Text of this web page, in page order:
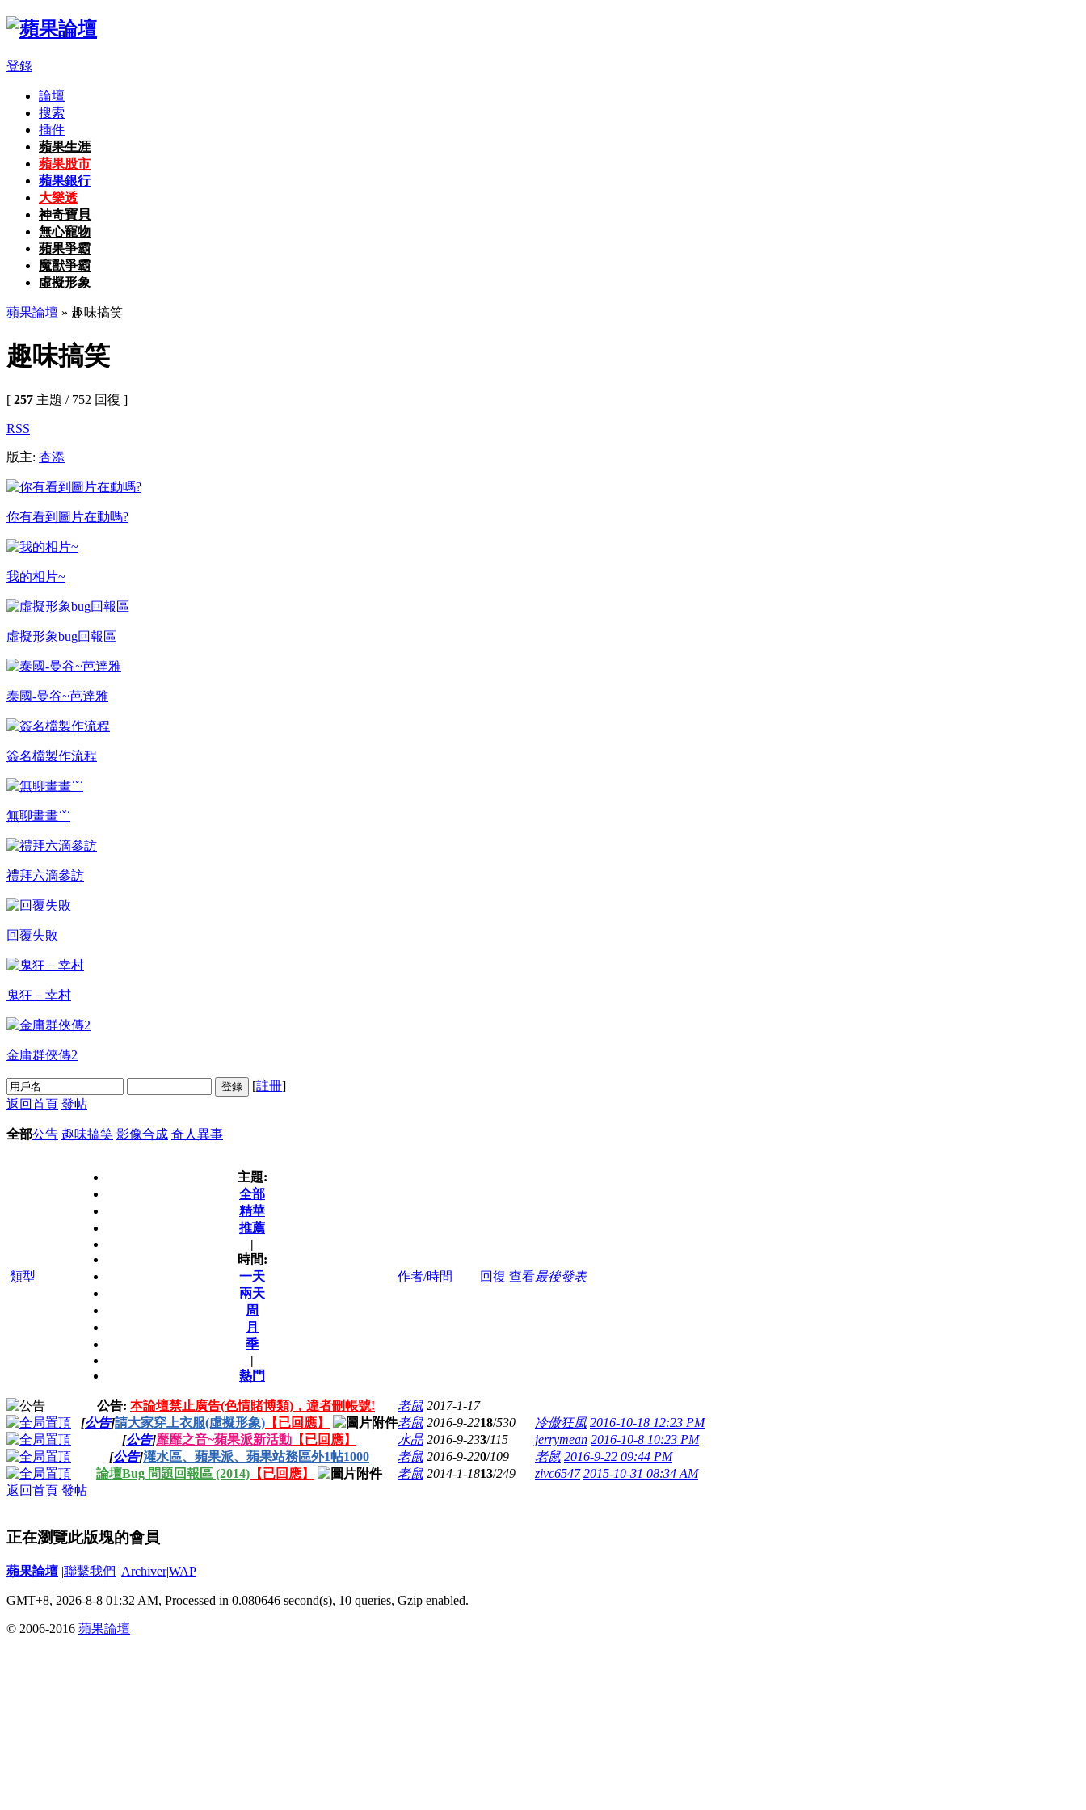
登錄
論壇
搜索
插件
蘋果生涯
蘋果股市
蘋果銀行
大樂透
神奇寶貝
無心寵物
蘋果爭霸
魔獸爭霸
虛擬形象
蘋果論壇 » 趣味搞笑
趣味搞笑
[ 257 主題 / 752 回復 ]
RSS
版主: 杏添
你有看到圖片在動嗎?
我的相片~
虛擬形象bug回報區
泰國-曼谷~芭達雅
簽名檔製作流程
無聊畫畫˙ˇ˙
禮拜六滴參訪
回覆失敗
鬼狂－幸村
金庸群俠傳2
登錄 [註冊]
返回首頁 發帖
全部公告 趣味搞笑 影像合成 奇人異事
類型
主題:
全部
精華
推薦
|
時間:
一天
兩天
周
月
季
|
熱門
作者/時間 回復 查看最後發表
公告: 本論壇禁止廣告(色情賭博類)，違者刪帳號! 老鼠 2017-1-17
[公告]請大家穿上衣服(虛擬形象) 【已回應】 老鼠 2016-9-2218/530 冷傲狂風 2016-10-18 12:23 PM
[公告]靡靡之音~蘋果派新活動 【已回應】 水晶 2016-9-233/115 jerrymean 2016-10-8 10:23 PM
[公告]灌水區、蘋果派、蘋果站務區外1帖1000 老鼠 2016-9-220/109 老鼠 2016-9-22 09:44 PM
論壇Bug 問題回報區 (2014) 【已回應】 老鼠 2014-1-1813/249 zivc6547 2015-10-31 08:34 AM
返回首頁 發帖
正在瀏覽此版塊的會員
蘋果論壇 |聯繫我們 |Archiver|WAP
GMT+8, 2026-8-8 01:32 AM, Processed in 0.080646 second(s), 10 queries, Gzip enabled.
© 2006-2016 蘋果論壇